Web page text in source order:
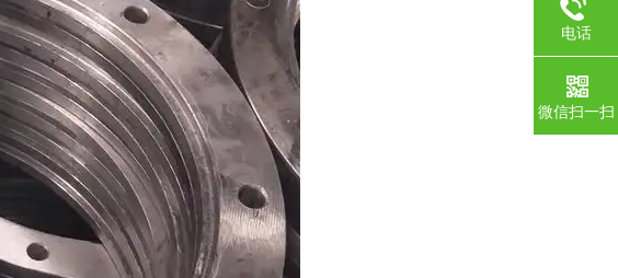
电话
微信扫一扫